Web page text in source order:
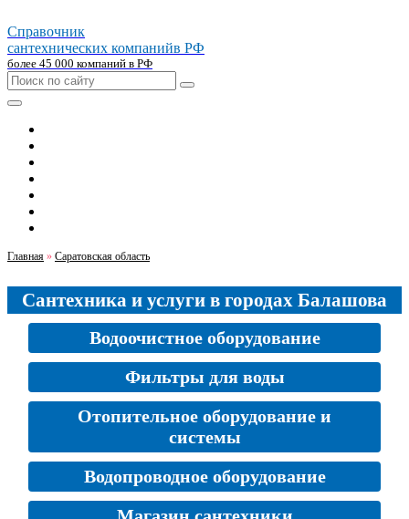
Справочник
сантехнических компанийв РФ
более 45 000 компаний в РФ
Главная » Саратовская область
Сантехника и услуги в городах Балашова
Водоочистное оборудование
Фильтры для воды
Отопительное оборудование и
системы
Водопроводное оборудование